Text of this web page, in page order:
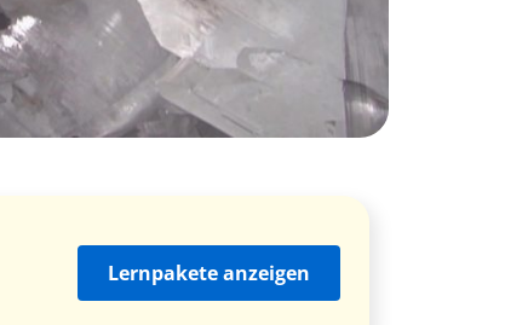
Lernpakete anzeigen